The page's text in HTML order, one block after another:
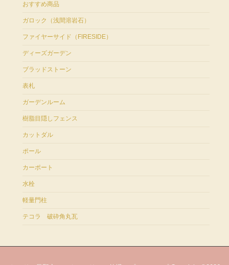
おすすめ商品
ガロック（浅間溶岩石）
ファイヤーサイド（FIRESIDE）
ディーズガーデン
ブラッドストーン
表札
ガーデンルーム
樹脂目隠しフェンス
カットダル
ポール
カーポート
水栓
軽量門柱
テコラ 破砕角丸瓦